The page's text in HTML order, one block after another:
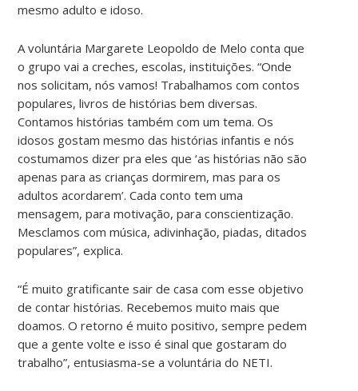
mesmo adulto e idoso.
A voluntária Margarete Leopoldo de Melo conta que
o grupo vai a creches, escolas, instituições. “Onde
nos solicitam, nós vamos! Trabalhamos com contos
populares, livros de histórias bem diversas.
Contamos histórias também com um tema. Os
idosos gostam mesmo das histórias infantis e nós
costumamos dizer pra eles que ‘as histórias não são
apenas para as crianças dormirem, mas para os
adultos acordarem’. Cada conto tem uma
mensagem, para motivação, para conscientização.
Mesclamos com música, adivinhação, piadas, ditados
populares”, explica.
“É muito gratificante sair de casa com esse objetivo
de contar histórias. Recebemos muito mais que
doamos. O retorno é muito positivo, sempre pedem
que a gente volte e isso é sinal que gostaram do
trabalho”, entusiasma-se a voluntária do NETI.